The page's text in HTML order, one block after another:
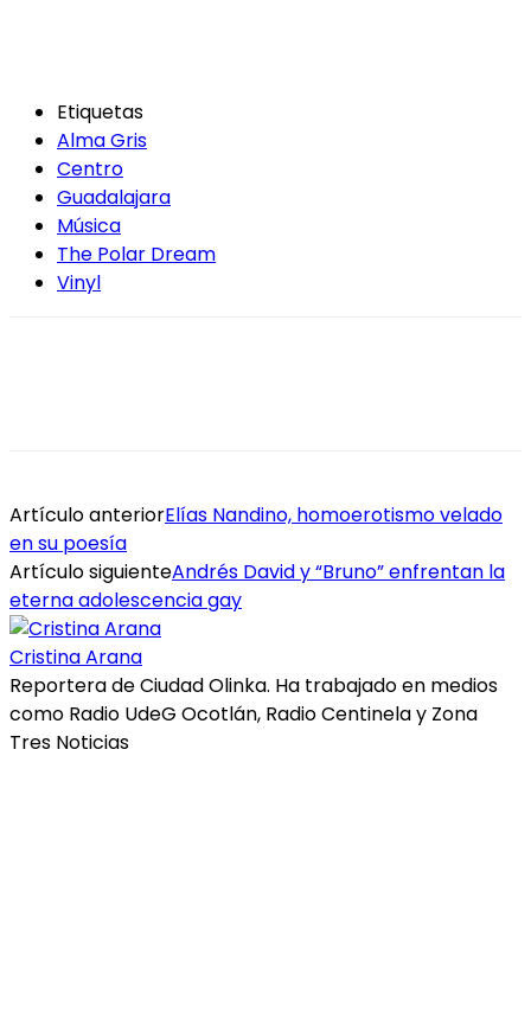
Etiquetas
Alma Gris
Centro
Guadalajara
Música
The Polar Dream
Vinyl
Artículo anteriorElías Nandino, homoerotismo velado
en su poesía
Artículo siguienteAndrés David y “Bruno” enfrentan la
eterna adolescencia gay
Cristina Arana
Reportera de Ciudad Olinka. Ha trabajado en medios
como Radio UdeG Ocotlán, Radio Centinela y Zona
Tres Noticias